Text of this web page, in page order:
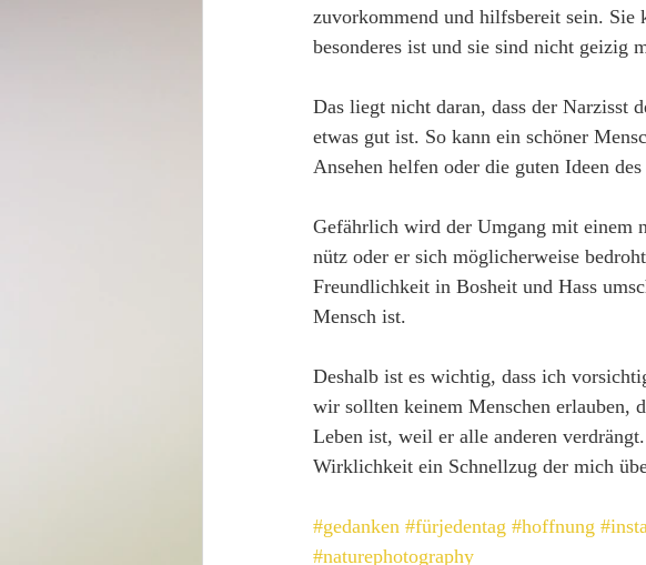
zuvorkommend und hilfsbereit sein. Sie
besonderes ist und sie sind nicht geizig
Das liegt nicht daran, dass der Narzisst
etwas gut ist. So kann ein schöner
Ansehen helfen oder die guten Ideen
Gefährlich wird der Umgang mit einem
nütz oder er sich möglicherweise
Freundlichkeit in Bosheit und Hass
Mensch ist.
Deshalb ist es wichtig, dass ich
wir sollten keinem Menschen erlauben,
Leben ist, weil er alle anderen
Wirklichkeit ein Schnellzug der mich
#gedanken #fürjedentag #hoffnung
#naturephotography